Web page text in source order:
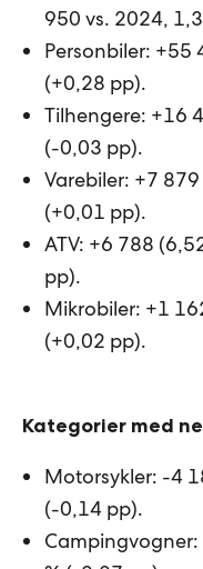
950 vs. 2024,
Personbiler: +55
(+0,28 pp).
Tilhengere: +16
(-0,03 pp).
Varebiler: +7
(+0,01 pp).
ATV: +6 788
pp).
Mikrobiler: +1
(+0,02 pp).
Kategorier med
Motorsykler: -4
(-0,14 pp).